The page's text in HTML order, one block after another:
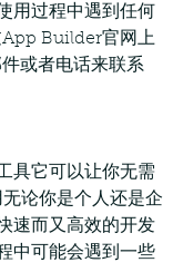
用过程中遇到任何
App Builder官网上
或者电话来联系
具它可以让你无需
论你是个人还是企
速而又高效的开发
中可能会遇到一些